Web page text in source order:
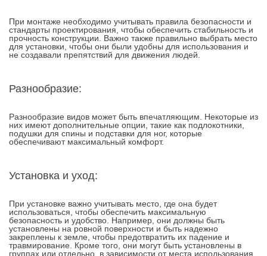
При монтаже необходимо учитывать правила безопасности и
стандарты проектирования, чтобы обеспечить стабильность и
прочность конструкции. Важно также правильно выбрать место
для установки, чтобы они были удобны для использования и
не создавали препятствий для движения людей.
Разнообразие:
Разнообразие видов может быть впечатляющим. Некоторые из
них имеют дополнительные опции, такие как подлокотники,
подушки для спины и подставки для ног, которые
обеспечивают максимальный комфорт.
Установка и уход:
При установке важно учитывать место, где она будет
использоваться, чтобы обеспечить максимальную
безопасность и удобство. Например, они должны быть
установлены на ровной поверхности и быть надежно
закреплены к земле, чтобы предотвратить их падение и
травмирование. Кроме того, они могут быть установлены в
группах или отдельно, в зависимости от места использования